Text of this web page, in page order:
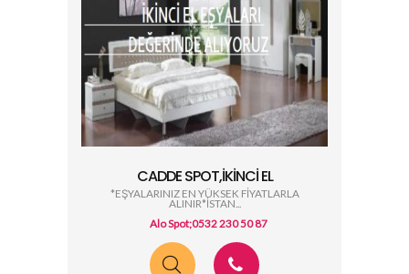
CADDE SPOT,İKINCI EL
*EŞYALARINIZ EN YÜKSEK FİYATLARLA
ALINIR*İSTAN...
Alo Spot;0532 230 50 87